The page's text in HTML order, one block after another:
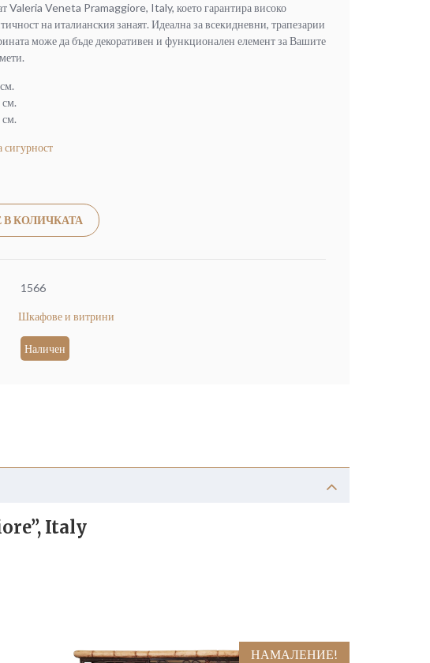
Valeria Veneta Pramaggiore, Italy, което гарантира високо
на италианския занаят. Идеална за всекидневни, трапезарии
може да бъде декоративен и функционален елемент за Вашите
сигурност
В КОЛИЧКАТА
1566
Шкафове и витрини
Наличен
Italy
НАМАЛЕНИЕ!